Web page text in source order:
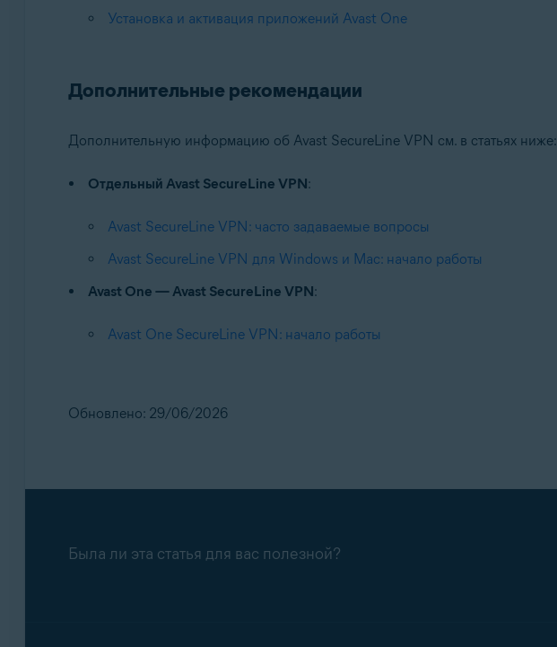
Установка и активация приложений Avast One
Дополнительные рекомендации
Дополнительную информацию об Avast SecureLine VPN см. в статьях ниже:
Отдельный Avast SecureLine VPN:
Avast SecureLine VPN: часто задаваемые вопросы
Avast SecureLine VPN для Windows и Mac: начало работы
Avast One — Avast SecureLine VPN:
Avast One SecureLine VPN: начало работы
Обновлено: 29/06/2026
Была ли эта статья для вас полезной?